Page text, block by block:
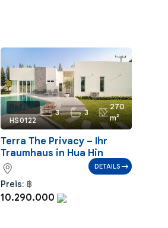
Ref.:
HS0122
3 3
270
m²
Terra The Privacy – Ihr
Traumhaus in Hua Hin
Preis:฿
10.290.000
DETAILS